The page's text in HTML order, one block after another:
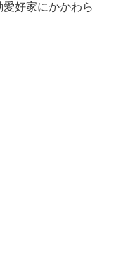
愛好家にかかわら